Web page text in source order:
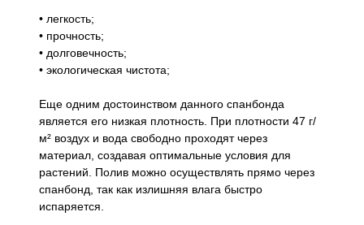
• легкость;
• прочность;
• долговечность;
• экологическая чистота;
Еще одним достоинством данного спанбонда
является его низкая плотность. При плотности 47 г/
м² воздух и вода свободно проходят через
материал, создавая оптимальные условия для
растений. Полив можно осуществлять прямо через
спанбонд, так как излишняя влага быстро
испаряется.